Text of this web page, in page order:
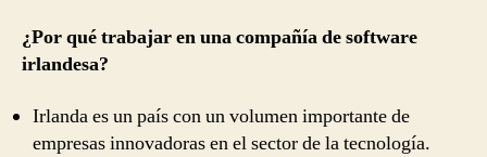
¿Por qué tra­ba­jar en una com­pañía de soft­ware
irlandesa?
Irlanda es un país con un volumen importante de
empre­sas inno­vado­ras en el sec­tor de la tecnología.